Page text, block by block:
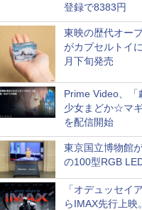
登録で8383円
東映の歴代オー
がカプセルトイ
月下旬発売
Prime Video、「
少女まどか☆マ
を配信開始
東京国立博物館
の100型RGB
「オデュッセイ
らIMAX先行上映